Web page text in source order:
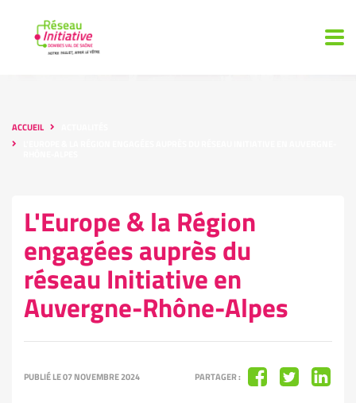
ACCUEIL
L'Europe & la Région
engagées auprès du
réseau Initiative en
Auvergne-Rhône-Alpes
PUBLIÉ LE 07 NOVEMBRE 2024 PARTAGER :